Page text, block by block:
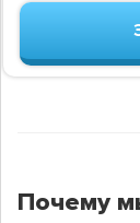
Почему